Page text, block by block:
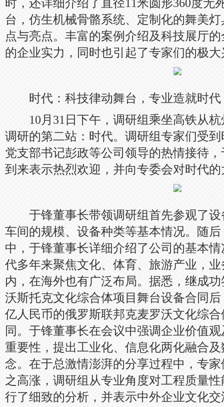
时，还详细介绍了直径11米圆形360度无
台，仿生机械骨骼系统、定制化的舞美
点与亮点。丰富的案例介绍及科技展厅
的企业实力，同时也引起了专家们的极
时代：科技律动舞台，专业造就时代
10月31日下午，调研组乘坐高铁从杭
调研的第二站：时代。调研组专家们受
党支部书记彭政等公司领导的热情接待
到来表示热烈欢迎，并向专委会对时代
于锋董事长带领调研组首先参观了设
车间的规模、设备种类等基本情况。随
中，于锋董事长详细介绍了公司的基本
代多年来聚焦文化、体育、旅游产业，
内，在海外也有广泛布局。据悉，继成
沃斯托克文化综合体项目舞台设备合同
亿人民币的俄罗斯联邦克麦罗沃文化综
同。于锋董事长在会议中强调企业价值
重要性，提出工业化、信息化两化融合
念。在于总激情澎湃的分享过程中，专
之高涨，调研组从专业角度对工程质量
行了细致的分析，并表示中外企业文化